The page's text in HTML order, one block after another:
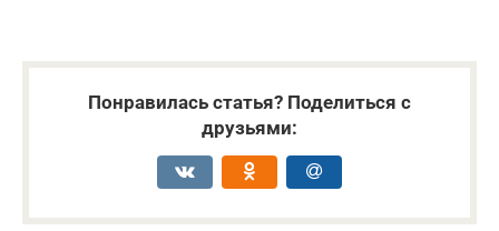
Понравилась статья? Поделиться с
друзьями: